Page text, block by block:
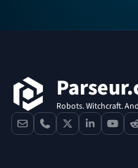
Robots. Witchcraft.
contactphone
x linkedin